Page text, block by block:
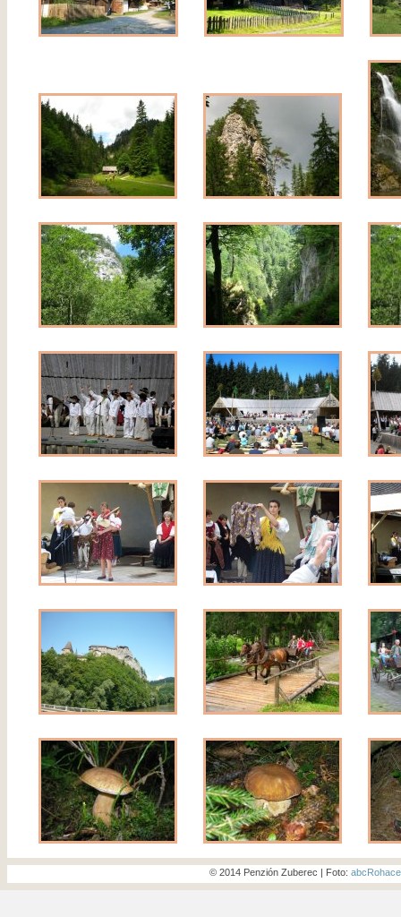
© 2014 Penzión Zuberec | Foto: